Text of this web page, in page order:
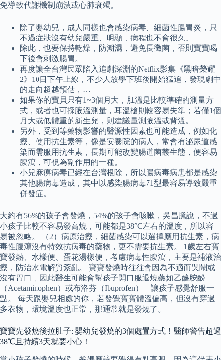
免導致代謝機制崩潰或心肺衰竭。
除了嬰幼兒，成人同樣也會感染病毒、細菌性腸胃炎，只
不過症狀沒有幼兒嚴重、明顯，病程也不會很久。
除此，也要保持乾燥，防潮濕，避免長黴菌，否則寶寶喝
下後會刺激腸胃。
再度讓全台灣民眾陷入追劇深淵的Netflix影集《黑暗榮耀
2》10日下午上線，不少人放學下班後開始猛追，發現劇中
的走向超越預估，…
如果你的寶貝只有1~3個月大，肛溫是比較準確的測量方
式，或者也可採腋溫測量，耳溫槍則較容易失準；若僅1個
月大或低體重的新生兒，則建議量測腋溫或背溫。
另外，受到等藥物影響的醫源性因素也可能造成，例如化
療、使用抗生素等，像是安養院的病人，常會有泌尿道感
染而需服用抗生素，長期可能改變腸道菌叢生態，便容易
腹瀉，可視為副作用的一種。
小兒麻痹病毒已經在台灣根除，所以腸病毒病患都是感染
其他腸病毒造成，其中以感染腸病毒71型最容易導致嚴重
併發症。
大約有56%的孩子會發燒，54%的孩子會咳嗽，吳昌騰說，不過
小孩子比較不容易發高燒，可能都是38°C左右的溫度，所以容
易被忽略。 （2）病原治療，細菌感染可以選擇應用抗生素，病
毒性腹瀉沒有特效抗病毒的藥物，更不需要抗生素。 1歲左右寶
寶發熱、水樣便、蛋花湯樣便，考慮病毒性腹瀉，主要是補液治
療，防治水電解質紊亂。 寶寶發燒時往往會因為不適而哭鬧或
沒有胃口，因此醫生可能會幫孩子開口服退燒藥如乙醯胺酚
（Acetaminophen）或布洛芬（Ibuprofen），讓孩子感覺舒服一
點。 每天跟嬰兒相處的你，若發覺寶寶體溫偏高，但沒有穿過
多衣物，環境溫度也正常，那通常就是發燒了。
寶寶先發燒後拉肚子: 嬰幼兒發燒的3個處置方式！醫師警告超過
38℃且持續3天就要小心！